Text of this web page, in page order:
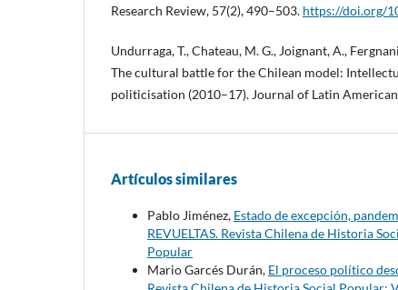
Research Review, 57(2), 490–503. https://doi.org/
Undurraga, T., Chateau, M. G., Joignant, A.,
The cultural battle for the Chilean model:
politicisation (2010–17). Journal of Latin
Artículos similares
Pablo Jiménez, Estado de excepción,
REVUELTAS. Revista Chilena de Historia
Popular
Mario Garcés Durán, El proceso político